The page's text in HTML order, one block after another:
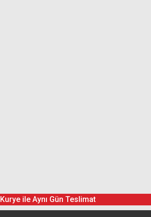
Kurye ile Aynı Gün Teslimat